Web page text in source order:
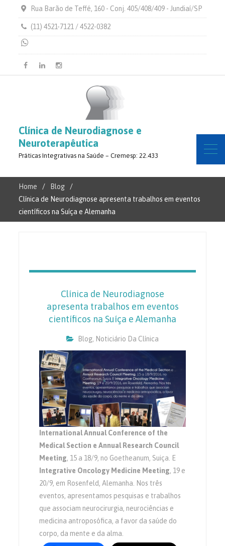
Rua Barão de Teffé, 160 - Conj. 405/408/409 - Jundiaí/SP
(11) 4521-7121 / 4522-0382
Facebook
LinkedinInstagram
Clínica de Neurodiagnose e
Neuroterapêutica
Práticas Integrativas na Saúde – Cremesp: 22.433
Home
Blog
Clínica de Neurodiagnose apresenta trabalhos em eventos
científicos na Suíça e Alemanha
Clínica de Neurodiagnose
apresenta trabalhos em eventos
científicos na Suíça e Alemanha
Blog, Noticiário Da Clínica
International Annual Conference of the
Medical Section e Annual Research Council
Meeting, 15 a 18/9, no Goetheanum, Suiça. E
Integrative Oncology Medicine Meeting, 19 e
20/9, em Rosenfeld, Alemanha. Nos três
eventos, apresentamos pesquisas e trabalhos
que associam neurocirurgia, neurociências e
medicina antroposófica, a favor da saúde do
corpo, da mente e da alma.